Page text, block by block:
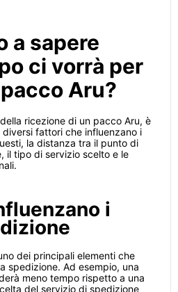
a sapere
ci vorrà per
Aru?
ricezione di un pacco Aru, è
fattori che influenzano i
la distanza tra il punto di
il tipo di servizio scelto e le
i
dei principali elementi che
spedizione. Ad esempio, una
meno tempo rispetto a una
del servizio di spedizione